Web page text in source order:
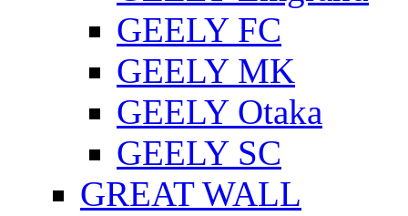
GEELY FC
GEELY MK
GEELY Otaka
GEELY SC
GREAT WALL